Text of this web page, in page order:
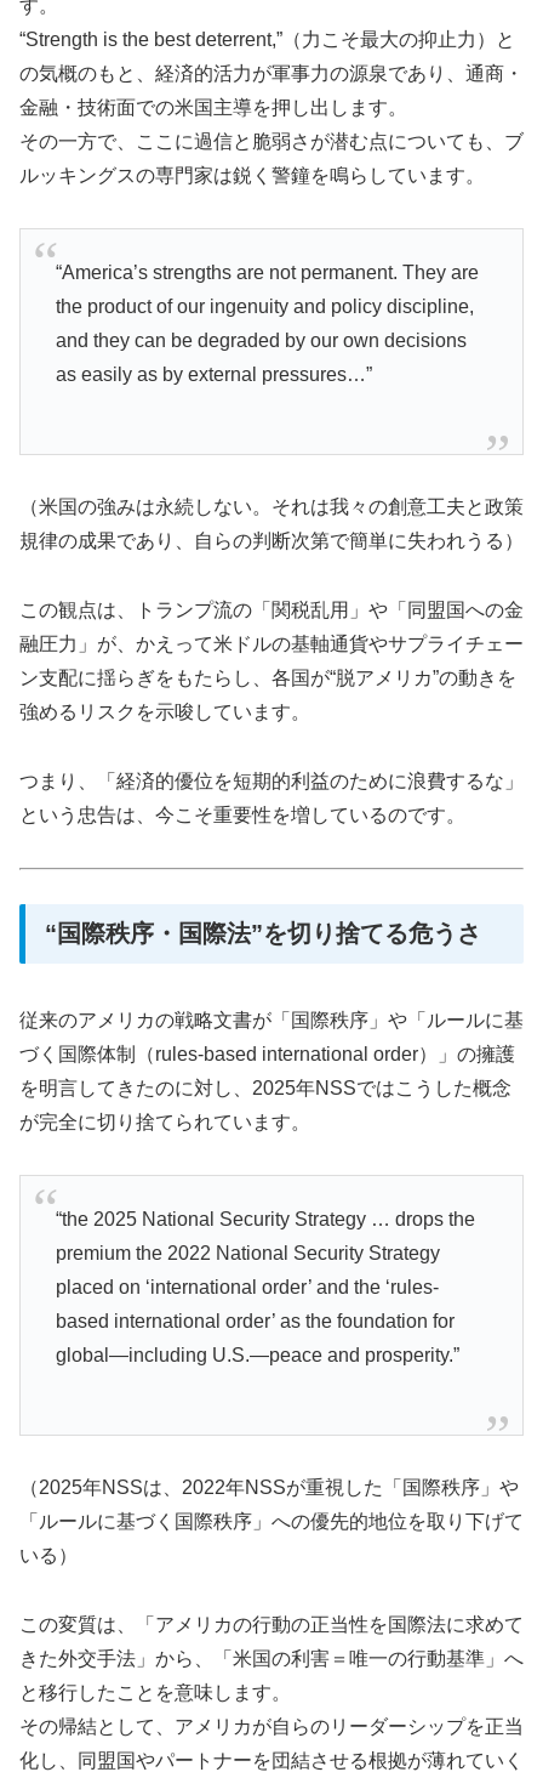
す。
“Strength is the best deterrent,”（力こそ最大の抑止力）と
の気概のもと、経済的活力が軍事力の源泉であり、通商・
金融・技術面での米国主導を押し出します。
その一方で、ここに過信と脆弱さが潜む点についても、ブ
ルッキングスの専門家は鋭く警鐘を鳴らしています。
“America’s strengths are not permanent. They are
the product of our ingenuity and policy discipline,
and they can be degraded by our own decisions
as easily as by external pressures…”
（米国の強みは永続しない。それは我々の創意工夫と政策
規律の成果であり、自らの判断次第で簡単に失われうる）
この観点は、トランプ流の「関税乱用」や「同盟国への金
融圧力」が、かえって米ドルの基軸通貨やサプライチェー
ン支配に揺らぎをもたらし、各国が“脱アメリカ”の動きを
強めるリスクを示唆しています。
つまり、「経済的優位を短期的利益のために浪費するな」
という忠告は、今こそ重要性を増しているのです。
“国際秩序・国際法”を切り捨てる危うさ
従来のアメリカの戦略文書が「国際秩序」や「ルールに基
づく国際体制（rules-based international order）」の擁護
を明言してきたのに対し、2025年NSSではこうした概念
が完全に切り捨てられています。
“the 2025 National Security Strategy … drops the
premium the 2022 National Security Strategy
placed on ‘international order’ and the ‘rules-
based international order’ as the foundation for
global—including U.S.—peace and prosperity.”
（2025年NSSは、2022年NSSが重視した「国際秩序」や
「ルールに基づく国際秩序」への優先的地位を取り下げて
いる）
この変質は、「アメリカの行動の正当性を国際法に求めて
きた外交手法」から、「米国の利害＝唯一の行動基準」へ
と移行したことを意味します。
その帰結として、アメリカが自らのリーダーシップを正当
化し、同盟国やパートナーを団結させる根拠が薄れていく